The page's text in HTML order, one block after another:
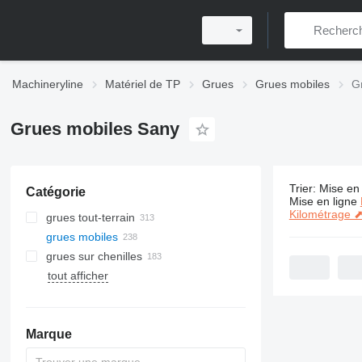
Machineryline Matériel de TP Grues Grues mobiles
Grues mobiles Sany
Catégorie
grues tout-terrain
grues mobiles
grues sur chenilles
tout afficher
Marque
238
Trier: Mise
Mise en ligne
Kilométrage ⬈